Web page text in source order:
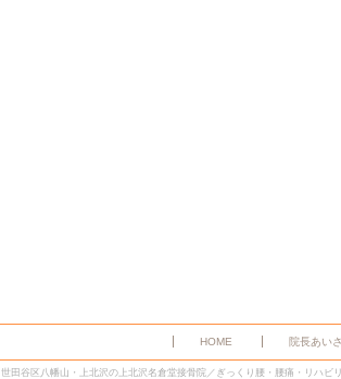
HOME 院長あい
世田谷区八幡山・上北沢の上北沢名倉堂接骨院／ぎっくり腰・腰痛・リハ